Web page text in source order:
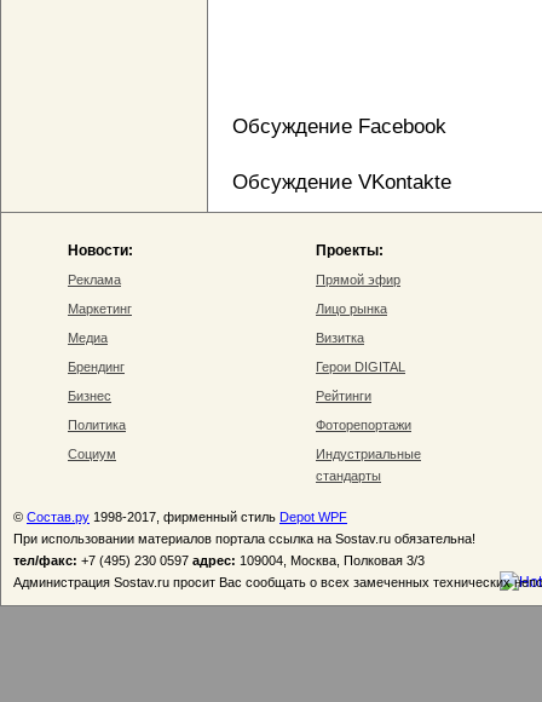
Обсуждение Facebook
Обсуждение VKontakte
Новости:
Реклама
Маркетинг
Медиа
Брендинг
Бизнес
Политика
Социум
Проекты:
Прямой эфир
Лицо рынка
Визитка
Герои DIGITAL
Рейтинги
Фоторепортажи
Индустриальные
стандарты
© Состав.ру 1998-2017, фирменный стиль Depot WPF
При использовании материалов портала ссылка на Sostav.ru обязательна!
тел/факс: +7 (495) 230 0597 адрес: 109004, Москва, Полковая 3/3
Администрация Sostav.ru просит Вас сообщать о всех замеченных технических